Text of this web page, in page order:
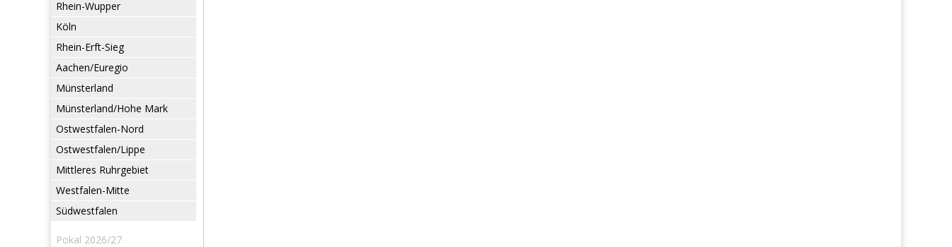
Rhein-Wupper
Köln
Rhein-Erft-Sieg
Aachen/Euregio
Münsterland
Münsterland/Hohe Mark
Ostwestfalen-Nord
Ostwestfalen/Lippe
Mittleres Ruhrgebiet
Westfalen-Mitte
Südwestfalen
Pokal 2026/27